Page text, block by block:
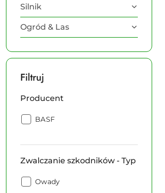
Silnik
Ogród & Las
Filtruj
Producent
Producent:
BASF
Zwalczanie szkodników - Typ
Zwalczanie
Owady